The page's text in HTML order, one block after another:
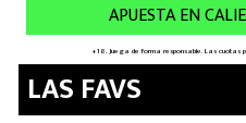
LAS FAVS